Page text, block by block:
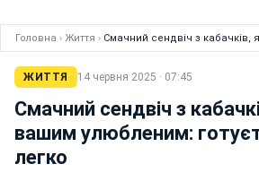
Головна › Життя › Смачний сендвіч з кабачків,
ЖИТТЯ 14 червня 2025 · 07:45
Смачний сендвіч з
вашим улюбленим:
легко